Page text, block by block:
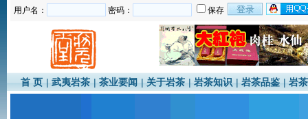
用户名： 密码： 保存
首 页 |武夷岩茶 |茶业要闻 |关于岩茶 |岩茶知识 |岩茶品鉴 |岩